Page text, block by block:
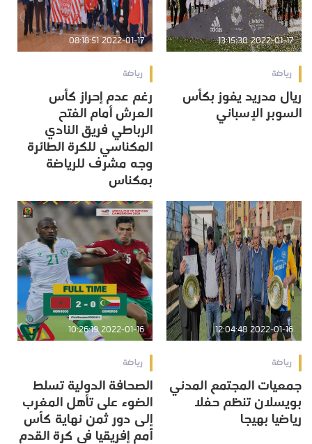
2022-01-17 13:15:30
رياضة
ريال مدريد يفوز بكأس
السوبر الإسباني
2022-01-17 08:18:51
رياضة
رغم عدم إحراز كأس
العرش أمام الفتح
الرباطي فريق النادي
المكناسي للكرة الطائرة
وجه مشرف للرياضة
بمكناس
2022-01-16 12:04:48
رياضة
جمعيات المجتمع المدني
بويسلان تنظم حفلا
رياضيا بهيجا
2022-01-16 10:26:19
رياضة
الصحافة الدولية تسلط
الضوء على تأهل المغرب
إلى دور ثمن نهاية كأس
أمم إفريقيا في كرة القدم